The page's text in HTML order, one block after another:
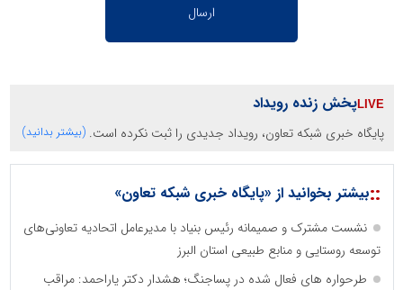
پخش زنده رویداد
پایگاه خبری شبکه تعاون، رویداد جدیدی را ثبت نکرده است. (بیشتر بدانید)
::بیشتر بخوانید از «پایگاه خبری شبکه تعاون»
نشست مشترک و صمیمانه رئیس بنیاد با مدیرعامل اتحادیه تعاونی‌های
توسعه روستایی و منابع طبیعی استان البرز
طرحواره های فعال شده در پساجنگ؛ هشدار دکتر یاراحمد: مراقب